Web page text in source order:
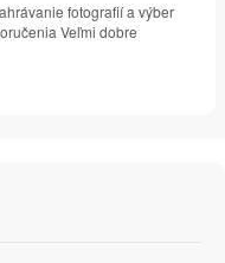
fotografií a výber
Veľmi dobre